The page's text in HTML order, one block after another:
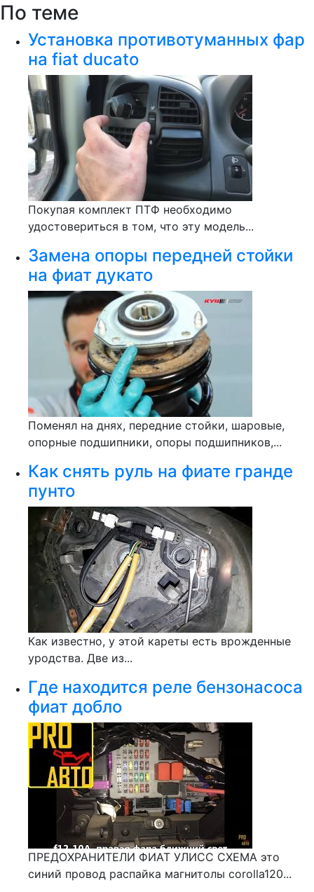
По теме
Установка противотуманных фар
на fiat ducato
Покупая комплект ПТФ необходимо
удостовериться в том, что эту модель...
Замена опоры передней стойки
на фиат дукато
Поменял на днях, передние стойки, шаровые,
опорные подшипники, опоры подшипников,...
Как снять руль на фиате гранде
пунто
Как известно, у этой кареты есть врожденные
уродства. Две из...
Где находится реле бензонасоса
фиат добло
ПРЕДОХРАНИТЕЛИ ФИАТ УЛИСС СХЕМА это
синий провод распайка магнитолы corolla120...